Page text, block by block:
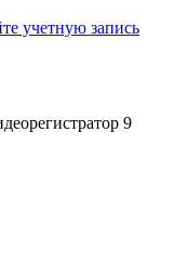
учетную запись
9